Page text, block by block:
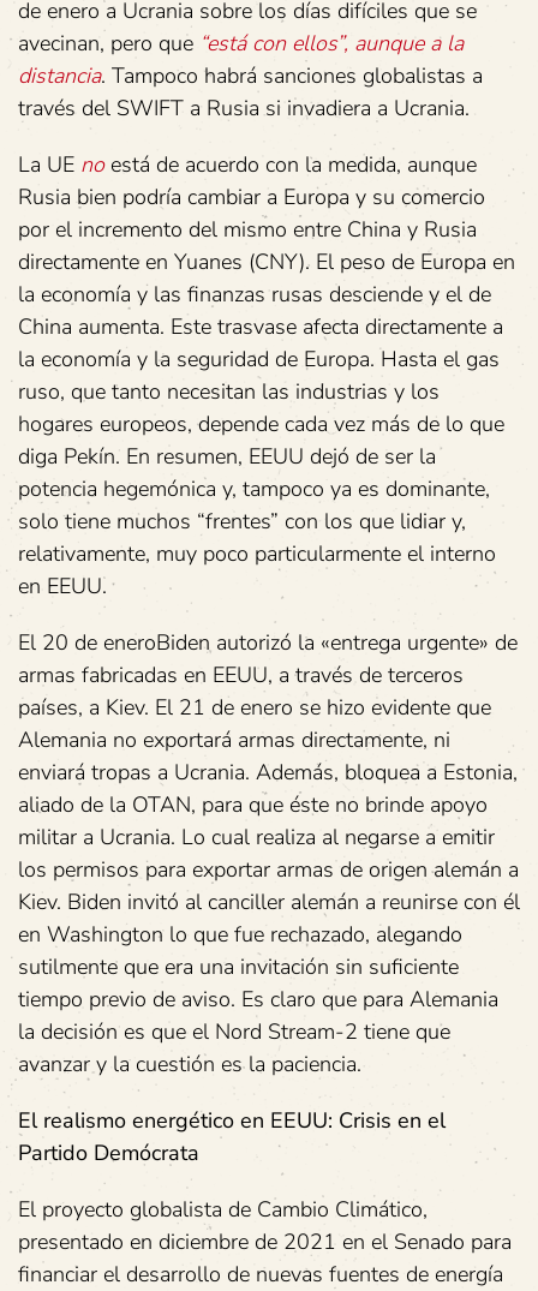
de enero a Ucrania sobre los días difíciles que se
avecinan, pero que “está con ellos”, aunque a la
distancia. Tampoco habrá sanciones globalistas a
través del SWIFT a Rusia si invadiera a Ucrania.
La UE noestá de acuerdo con la medida, aunque
Rusia bien podría cambiar a Europa y su comercio
por el incremento del mismo entre China y Rusia
directamente en Yuanes (CNY). El peso de Europa en
la economía y las finanzas rusas desciende y el de
China aumenta. Este trasvase afecta directamente a
la economía y la seguridad de Europa. Hasta el gas
ruso, que tanto necesitan las industrias y los
hogares europeos, depende cada vez más de lo que
diga Pekín. En resumen, EEUU dejó de ser la
potencia hegemónica y, tampoco ya es dominante,
solo tiene muchos “frentes” con los que lidiar y,
relativamente, muy poco particularmente el interno
en EEUU.
El 20 de eneroBiden autorizó la «entrega urgente» de
armas fabricadas en EEUU, a través de terceros
países, a Kiev. El 21 de enero se hizo evidente que
Alemania no exportará armas directamente, ni
enviará tropas a Ucrania. Además, bloquea a Estonia,
aliado de la OTAN, para que éste no brinde apoyo
militar a Ucrania. Lo cual realiza al negarse a emitir
los permisos para exportar armas de origen alemán a
Kiev. Biden invitó al canciller alemán a reunirse con él
en Washington lo que fue rechazado, alegando
sutilmente que era una invitación sin suficiente
tiempo previo de aviso. Es claro que para Alemania
la decisión es que el Nord Stream-2 tiene que
avanzar y la cuestión es la paciencia.
El realismo energético en EEUU: Crisis en el
Partido Demócrata
El proyecto globalista de Cambio Climático,
presentado en diciembre de 2021 en el Senado para
financiar el desarrollo de nuevas fuentes de energía